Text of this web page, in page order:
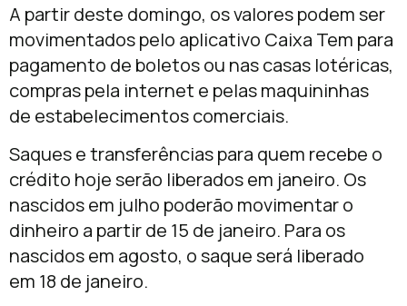
A partir deste domingo, os valores podem ser
movimentados pelo aplicativo Caixa Tem para
pagamento de boletos ou nas casas lotéricas,
compras pela internet e pelas maquininhas
de estabelecimentos comerciais.
Saques e transferências para quem recebe o
crédito hoje serão liberados em janeiro. Os
nascidos em julho poderão movimentar o
dinheiro a partir de 15 de janeiro. Para os
nascidos em agosto, o saque será liberado
em 18 de janeiro.